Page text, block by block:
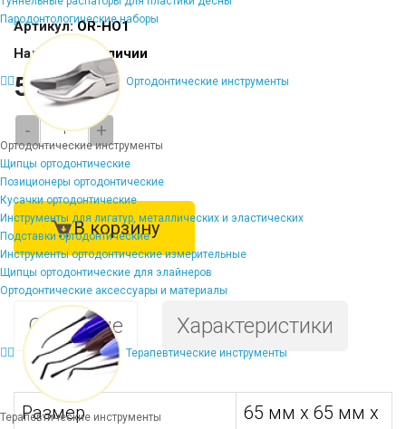
Пародонтологические наборы
Ортодонтические инструменты
Ортодонтические инструменты
Щипцы ортодонтические
Позиционеры ортодонтические
Кусачки ортодонтические
Инструменты для лигатур, металлических и эластических
Подставки ортодонтические
Инструменты ортодонтические измерительные
Щипцы ортодонтические для элайнеров
Ортодонтические аксессуары и материалы
Терапевтические инструменты
Терапевтические инструменты
Артикул:OR-HO1
Наличие:
В наличии
5106 ₽
- +
В корзину
Описание Характеристики
Размер
65 мм х 65 мм х